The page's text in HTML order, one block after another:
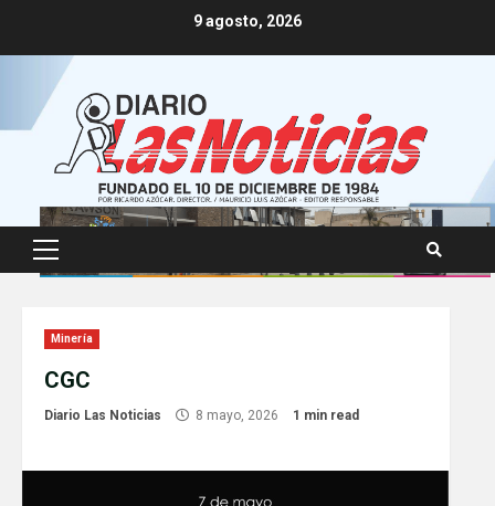
9 agosto, 2026
Primary
Menu
Minería
CGC
Diario Las Noticias 8 mayo, 2026 1 min read